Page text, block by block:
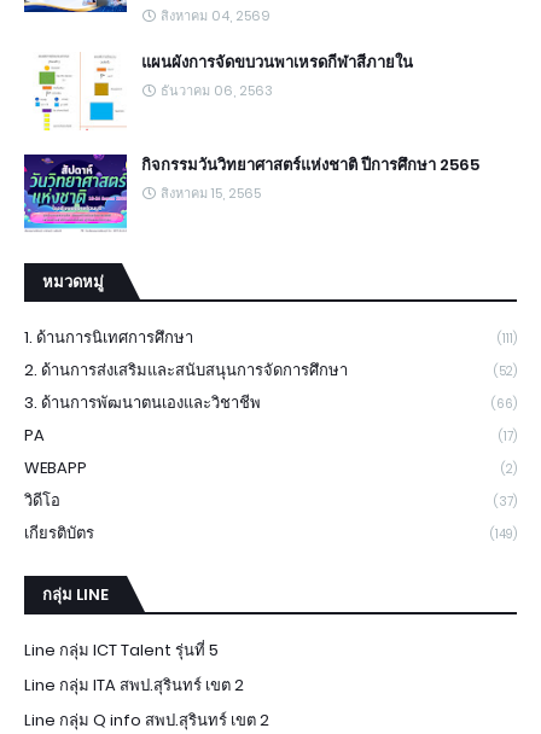
สิงหาคม 04, 2569
แผนผังการจัดขบวนพาเหรดกีฬาสีภายใน
ธันวาคม 06, 2563
กิจกรรมวันวิทยาศาสตร์แห่งชาติ ปีการศึกษา 2565
สิงหาคม 15, 2565
หมวดหมู่
1. ด้านการนิเทศการศึกษา (111)
2. ด้านการส่งเสริมและสนับสนุนการจัดการศึกษา (52)
3. ด้านการพัฒนาตนเองและวิชาชีพ (66)
PA (17)
WEBAPP (2)
วิดีโอ (37)
เกียรติบัตร (149)
กลุ่ม LINE
Line กลุ่ม ICT Talent รุ่นที่ 5
Line กลุ่ม ITA สพป.สุรินทร์ เขต 2
Line กลุ่ม Q info สพป.สุรินทร์ เขต 2